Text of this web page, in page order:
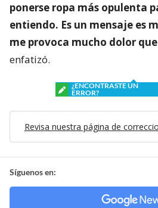
ponerse ropa más opulenta
entiendo. Es un mensaje es
me provoca mucho dolor
enfatizó.
¿ENCONTRASTE UN
ERROR?
Revisa nuestra página de
Síguenos en: